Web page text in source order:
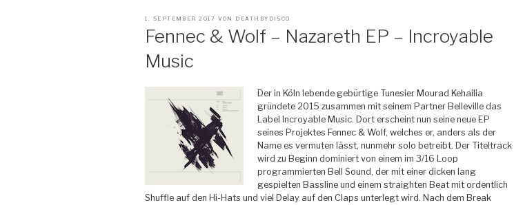
VERÖFFENTLICHT
1. SEPTEMBER 2017 VON DEATHBYDISCO
Fennec & Wolf – Nazareth EP – Incroyable
Music
Der in Köln lebende gebürtige Tunesier Mourad Kehailia
gründete 2015 zusammen mit seinem Partner Belleville das
Label Incroyable Music. Dort erscheint nun seine neue EP
seines Projektes Fennec & Wolf, welches er, anders als der
Name es vermuten lässt, nunmehr solo betreibt. Der Titeltrack
wird zu Beginn dominiert von einem im 3/16 Loop
programmierten Bell Sound, der mit einer dicken lang
gespielten Bassline und einem straighten Beat mit ordentlich
Shuffle auf den Hi-Hats und viel Delay auf den Claps unterlegt wird. Nach dem Break